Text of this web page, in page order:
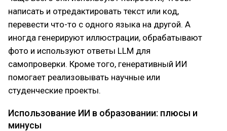
написать и отредактировать текст или код,
перевести что-то с одного языка на другой. А
иногда генерируют иллюстрации, обрабатывают
фото и используют ответы LLM для
самопроверки. Кроме того, генеративный ИИ
помогает реализовывать научные или
студенческие проекты.
Использование ИИ в образовании: плюсы и
минусы